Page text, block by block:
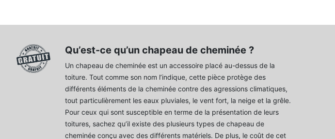
Qu’est-ce qu’un chapeau de cheminée ?
Un chapeau de cheminée est un accessoire placé au-dessus de la
toiture. Tout comme son nom l’indique, cette pièce protège des
différents éléments de la cheminée contre des agressions climatiques,
tout particulièrement les eaux pluviales, le vent fort, la neige et la grêle.
Pour ceux qui sont susceptible en terme de la présentation de leurs
toitures, sachez qu’il existe des plusieurs types de chapeau de
cheminée conçu avec des différents matériels. De plus, le coût de cet